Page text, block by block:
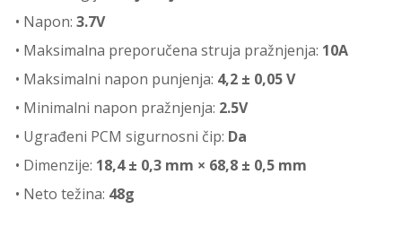
• Napon: 3.7V
• Maksimalna preporučena struja pražnjenja: 10A
• Maksimalni napon punjenja: 4,2 ± 0,05 V
• Minimalni napon pražnjenja: 2.5V
• Ugrađeni PCM sigurnosni čip: Da
• Dimenzije: 18,4 ± 0,3 mm × 68,8 ± 0,5 mm
• Neto težina: 48g